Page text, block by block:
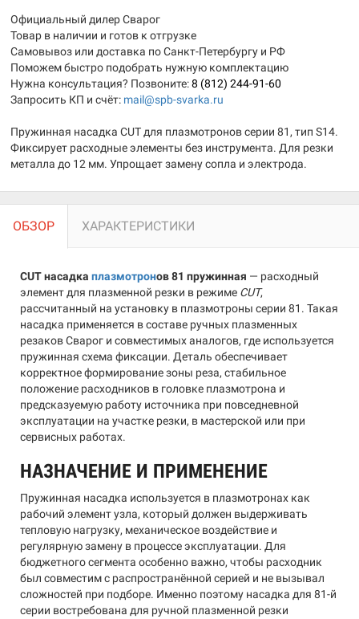
Официальный дилер Сварог
Товар в наличии и готов к отгрузке
Самовывоз или доставка по Санкт-Петербургу и РФ
Поможем быстро подобрать нужную комплектацию
Нужна консультация? Позвоните:8 (812) 244-91-60
Запросить КП и счёт: mail@spb-svarka.ru
Пружинная насадка CUT для плазмотронов серии 81, тип S14.
Фиксирует расходные элементы без инструмента. Для резки
металла до 12 мм. Упрощает замену сопла и электрода.
ОБЗОР ХАРАКТЕРИСТИКИ
CUT насадка плазмотронов 81 пружинная — расходный
элемент для плазменной резки в режиме CUT,
рассчитанный на установку в плазмотроны серии 81. Такая
насадка применяется в составе ручных плазменных
резаков Сварог и совместимых аналогов, где используется
пружинная схема фиксации. Деталь обеспечивает
корректное формирование зоны реза, стабильное
положение расходников в головке плазмотрона и
предсказуемую работу источника при повседневной
эксплуатации на участке резки, в мастерской или при
сервисных работах.
НАЗНАЧЕНИЕ И ПРИМЕНЕНИЕ
Пружинная насадка используется в плазмотронах как
рабочий элемент узла, который должен выдерживать
тепловую нагрузку, механическое воздействие и
регулярную замену в процессе эксплуатации. Для
бюджетного сегмента особенно важно, чтобы расходник
был совместим с распространённой серией и не вызывал
сложностей при подборе. Именно поэтому насадка для 81-й
серии востребована для ручной плазменной резки